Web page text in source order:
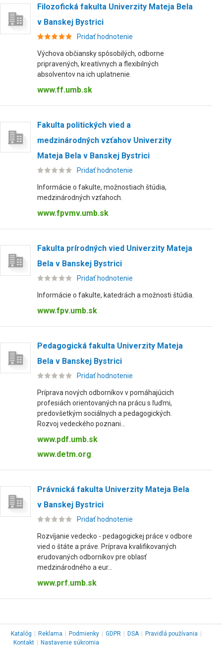
Filozofická fakulta Univerzity Mateja Bela
v Banskej Bystrici
Pridať hodnotenie
Výchova občiansky spôsobilých, odborne
pripravených, kreatívnych a flexibilných
absolventov na ich uplatnenie.
www.ff.umb.sk
Fakulta politických vied a
medzinárodných vzťahov Univerzity
Mateja Bela v Banskej Bystrici
Pridať hodnotenie
Informácie o fakulte, možnostiach štúdia,
medzinárodných vzťahoch.
www.fpvmv.umb.sk
Fakulta prírodných vied Univerzity Mateja
Bela v Banskej Bystrici
Pridať hodnotenie
Informácie o fakulte, katedrách a možnosti štúdia.
www.fpv.umb.sk
Pedagogická fakulta Univerzity Mateja
Bela v Banskej Bystrici
Pridať hodnotenie
Príprava nových odborníkov v pomáhajúcich
profesiách orientovaných na prácu s ľuďmi,
predovšetkým sociálnych a pedagogických.
Rozvoj vedeckého poznani...
www.pdf.umb.sk
www.detm.org
Právnická fakulta Univerzity Mateja Bela
v Banskej Bystrici
Pridať hodnotenie
Rozvíjanie vedecko - pedagogickej práce v odbore
vied o štáte a práve. Príprava kvalifikovaných
erudovaných odborníkov pre oblasť
medzinárodného a eur...
www.prf.umb.sk
Katalóg Reklama Podmienky GDPR DSA Pravidlá používania
Kontakt
Nastavenie súkromia